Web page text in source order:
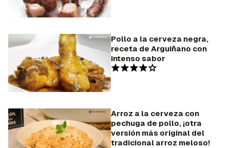
Pollo a la cerveza negra,
receta de Arguiñano con
intenso sabor
Arroz a la cerveza con
pechuga de pollo, ¡otra
versión más original del
tradicional arroz meloso!